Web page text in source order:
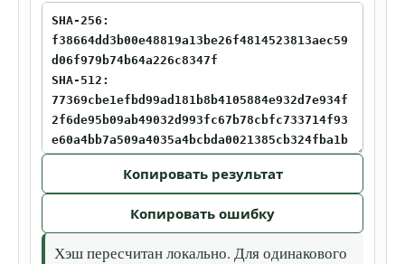
Копировать результат
Копировать ошибку
Хэш пересчитан локально. Для одинакового